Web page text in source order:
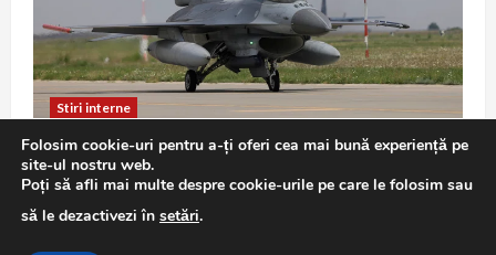
Stiri interne
F-16 în misiune de Poliție Aeriană: exercițiu
demonstrativ la Baza 86 Borcea
Editor RomNews august 7, 2026
Folosim cookie-uri pentru a-ți oferi cea mai bună experiență pe
site-ul nostru web.
Poți să afli mai multe despre cookie-urile pe care le folosim sau
să le dezactivezi în setări.